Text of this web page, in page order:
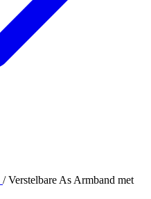
/ Verstelbare As Armband met